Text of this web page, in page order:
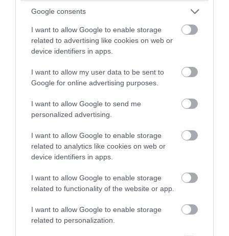
Google consents
I want to allow Google to enable storage
related to advertising like cookies on web or
device identifiers in apps.
I want to allow my user data to be sent to
Google for online advertising purposes.
I want to allow Google to send me
personalized advertising.
I want to allow Google to enable storage
related to analytics like cookies on web or
device identifiers in apps.
I want to allow Google to enable storage
related to functionality of the website or app.
I want to allow Google to enable storage
related to personalization.
Fotó: harvestheart.tumblr.com
10. Sötétben világító festékkel bekent
kövek mutatják az utat éjjel is a kertben.